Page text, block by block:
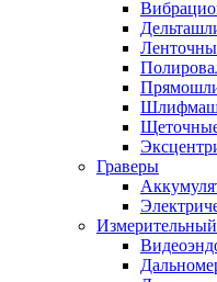
Граверы